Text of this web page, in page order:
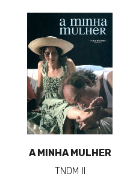
A MINHA MULHER
TNDM II